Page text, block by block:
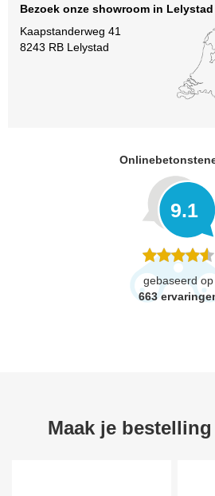
Bezoek onze showroom in Lelystad
Kaapstanderweg 41
8243 RB Lelystad
9.1
gebaseerd op
663
Maak je